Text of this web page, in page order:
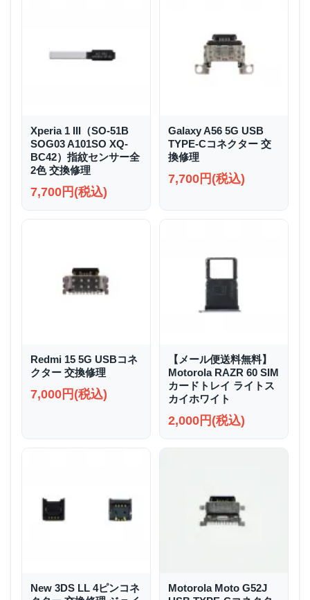
Xperia 1 III（SO-51B
SOG03 A101SO XQ-
BC42）指紋センサー全
2色 交換修理
7,700円(税込)
Galaxy A56 5G USB
TYPE-Cコネクター 交
換修理
7,700円(税込)
Redmi 15 5G USBコネ
クター 交換修理
7,000円(税込)
【メール便送料無料】
Motorola RAZR 60 SIM
カードトレイ ライトス
カイホワイト
2,000円(税込)
New 3DS LL 4ピンコネ
Motorola Moto G52J